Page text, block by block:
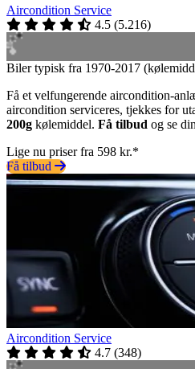
Aircondition Service
4.5 (5.216)
Biler typisk fra 1970-2017
Få et velfungerende aircondition-
aircondition serviceres, tjekkes for
200g kølemiddel. Få tilbud og se
Lige nu priser fra 598 kr.*
Få tilbud
Aircondition Service
4.7 (348)